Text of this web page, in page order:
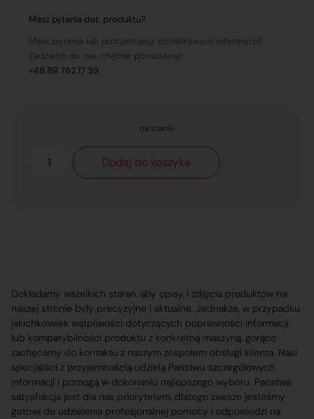
Masz pytania dot. produktu?
Masz pytania lub potrzebujesz dodatkowych informacji?
Zadzwoń do nas, chętnie pomożemy!
+48 89 762 17 39
na stanie
Dodaj do koszyka
Dokładamy wszelkich starań, aby opisy i zdjęcia produktów na
naszej stronie były precyzyjne i aktualne. Jednakże, w przypadku
jakichkolwiek wątpliwości dotyczących poprawności informacji
lub kompatybilności produktu z konkretną maszyną, gorąco
zachęcamy do kontaktu z naszym zespołem obsługi klienta. Nasi
specjaliści z przyjemnością udzielą Państwu szczegółowych
informacji i pomogą w dokonaniu najlepszego wyboru. Państwa
satysfakcja jest dla nas priorytetem, dlatego zawsze jesteśmy
gotowi do udzielenia profesjonalnej pomocy i odpowiedzi na